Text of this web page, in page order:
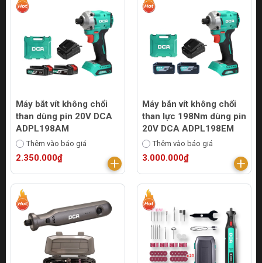
Máy bắt vít không chổi
than dùng pin 20V DCA
ADPL198AM
Thêm vào báo giá
2.350.000₫
Máy bắn vít không chổi
than lực 198Nm dùng pin
20V DCA ADPL198EM
Thêm vào báo giá
3.000.000₫